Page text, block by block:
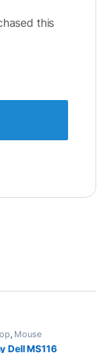
Gray
cách
this
Mouse
Dell MS116